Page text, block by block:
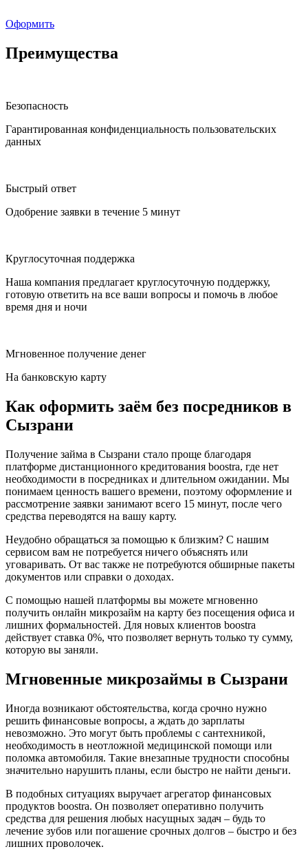
Оформить
Преимущества
Безопасность
Гарантированная конфиденциальность пользовательских
данных
Быстрый ответ
Одобрение заявки в течение 5 минут
Круглосуточная поддержка
Наша компания предлагает круглосуточную поддержку,
готовую ответить на все ваши вопросы и помочь в любое
время дня и ночи
Мгновенное получение денег
На банковскую карту
Как оформить заём без посредников в
Сызрани
Получение займа в Сызрани стало проще благодаря
платформе дистанционного кредитования boostra, где нет
необходимости в посредниках и длительном ожидании. Мы
понимаем ценность вашего времени, поэтому оформление и
рассмотрение заявки занимают всего 15 минут, после чего
средства переводятся на вашу карту.
Неудобно обращаться за помощью к близким? С нашим
сервисом вам не потребуется ничего объяснять или
уговаривать. От вас также не потребуются обширные пакеты
документов или справки о доходах.
С помощью нашей платформы вы можете мгновенно
получить онлайн микрозайм на карту без посещения офиса и
лишних формальностей. Для новых клиентов boostra
действует ставка 0%, что позволяет вернуть только ту сумму,
которую вы заняли.
Мгновенные микрозаймы в Сызрани
Иногда возникают обстоятельства, когда срочно нужно
решить финансовые вопросы, а ждать до зарплаты
невозможно. Это могут быть проблемы с сантехникой,
необходимость в неотложной медицинской помощи или
поломка автомобиля. Такие внезапные трудности способны
значительно нарушить планы, если быстро не найти деньги.
В подобных ситуациях выручает агрегатор финансовых
продуктов boostra. Он позволяет оперативно получить
средства для решения любых насущных задач – будь то
лечение зубов или погашение срочных долгов – быстро и без
лишних проволочек.